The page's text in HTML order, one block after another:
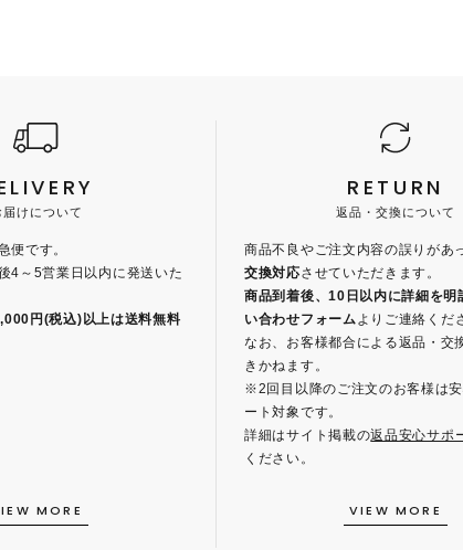
届けについて
便です。
4～5営業日以内に発送いた
円(税込)以上は送料無料
MORE
RETURN
返品・交換について
商品不良やご注文内容の誤りがあ
交換対応させていただきます。
商品到着後、10日以内に詳細を明
い合わせフォーム よりご連絡くだ
なお、お客様都合による返品・交
きかねます。
※2回目以降のご注文のお客様は
ート対象です。
詳細はサイト掲載の返品安心サポ
ください。
VIEW MORE